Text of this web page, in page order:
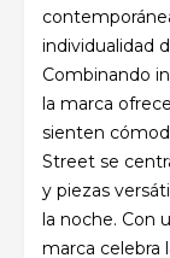
individualidad
Combinando
la marca
sienten
Street se
y piezas
la noche. Con
marca celebra